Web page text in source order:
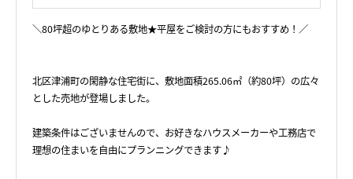
＼80坪超のゆとりある敷地★平屋をご検討の方にもおすすめ！／
北区津浦町の閑静な住宅街に、敷地面積265.06㎡（約80坪）の広々
とした売地が登場しました。
建築条件はございませんので、お好きなハウスメーカーや工務店で
理想の住まいを自由にプランニングできます♪